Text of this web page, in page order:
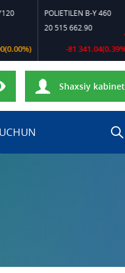
POLIETILEN B-Y 460
20 515 662.90
-81 341.04(0.39%)
Shaxsiy kabinet